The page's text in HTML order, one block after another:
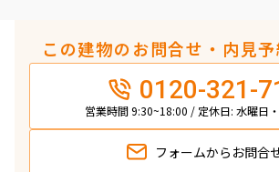
この建物のお問合せ・内見
0120-321-
営業時間 9:30~18:00 / 定休日: 水曜日
フォームから お問合